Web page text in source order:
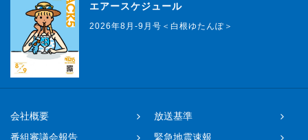
エアースケジュール
2026年8月-9月号＜白根ゆたんぽ＞
会社概要
放送基準
番組審議会報告
緊急地震速報